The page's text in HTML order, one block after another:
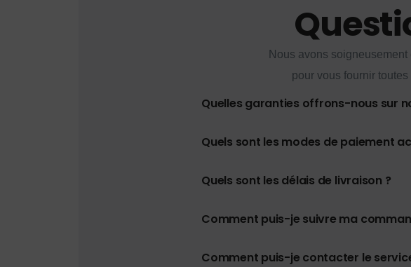
Nous avons
pour vous fournir
Quelles garanties offrons-nous sur
Quels sont les modes de paiement
Quels sont les délais de livraison ?
Comment puis-je suivre ma
Comment puis-je contacter le